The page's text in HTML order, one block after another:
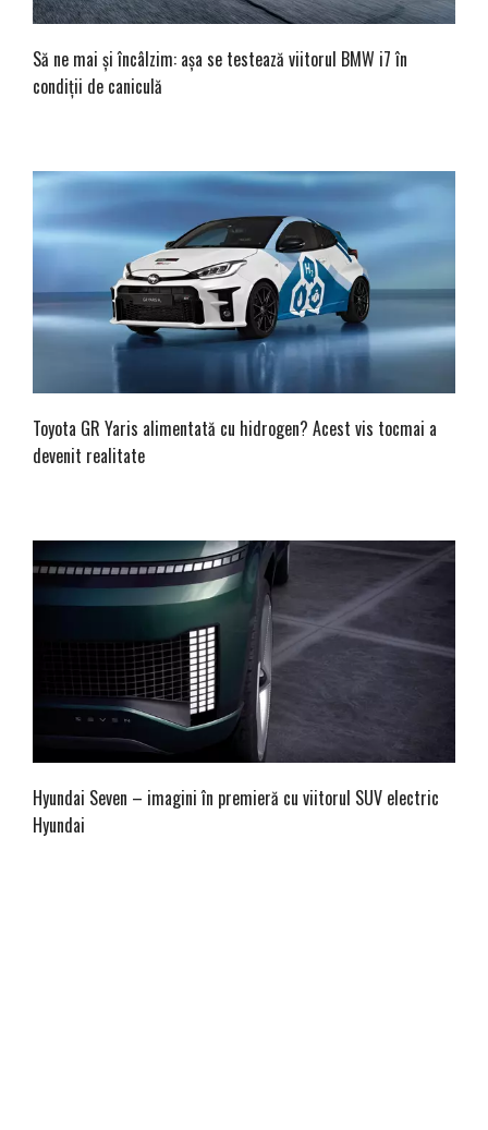
Să ne mai și încâlzim: așa se testează viitorul BMW i7 în
condiții de caniculă
Toyota GR Yaris alimentată cu hidrogen? Acest vis tocmai a
devenit realitate
Hyundai Seven – imagini în premieră cu viitorul SUV electric
Hyundai